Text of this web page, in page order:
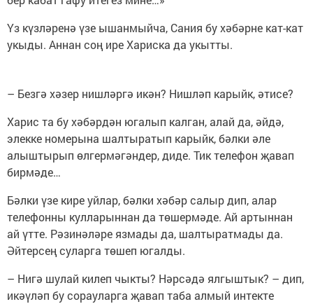
Үз күзләренә үзе ышанмыйча, Сания бу хәбәрне кат-кат
укыды. Аннан соң ире Хариска да укытты.
– Безгә хәзер нишләргә икән? Нишләп карыйк, әтисе?
Харис та бу хәбәрдән югалып калган, алай да, әйдә,
элекке номерына шалтыратып карыйк, бәлки әле
алыштырып өлгермәгәндер, диде. Тик телефон җавап
бирмәде…
Бәлки үзе кире уйлар, бәлки хәбәр салыр дип, алар
телефонны кулларыннан да төшермәде. Ай артыннан
ай үтте. Рәзинәләре язмады да, шалтыратмады да.
Әйтерсең суларга төшеп югалды.
– Нигә шулай килеп чыкты? Нәрсәдә ялгыштык? – дип,
икәүләп бу сорауларга җавап таба алмый интекте